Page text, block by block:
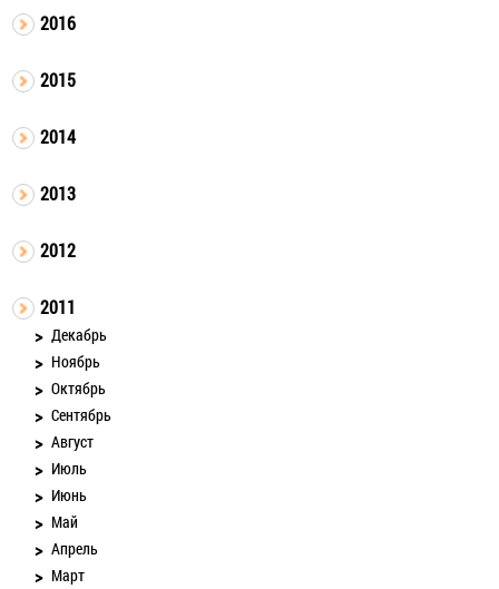
2016
2015
2014
2013
2012
2011
Декабрь
Ноябрь
Октябрь
Сентябрь
Август
Июль
Июнь
Май
Апрель
Март